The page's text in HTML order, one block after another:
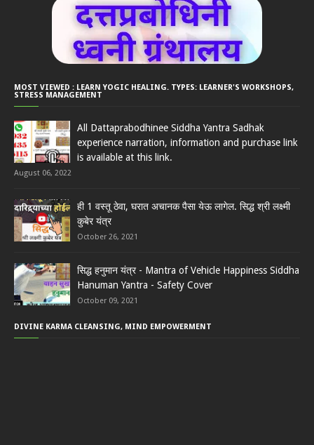
MOST VIEWED : LEARN YOGIC HEALING. TYPES: LEARNER'S WORKSHOPS,
STRESS MANAGEMENT
All Dattaprabodhinee Siddha Yantra Sadhak
experience narration, information and purchase link
is available at this link.
August 06, 2022
ही 1 वस्तू ठेवा, घरात अचानक पैसा येऊ लागेल. सिद्ध श्री लक्ष्मी
कुबेर यंत्र
October 26, 2021
सिद्ध हनुमान यंत्र - Mantra of Vehicle Happiness Siddha
Hanuman Yantra - Safety Cover
October 09, 2021
DIVINE KARMA CLEANSING, MIND EMPOWERMENT